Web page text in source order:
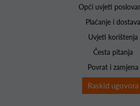
Opći uvjeti
Plaćanje i dostava
Uvjeti korištenja
Česta pitanja
Povrat i zamjena
Raskid ugovora